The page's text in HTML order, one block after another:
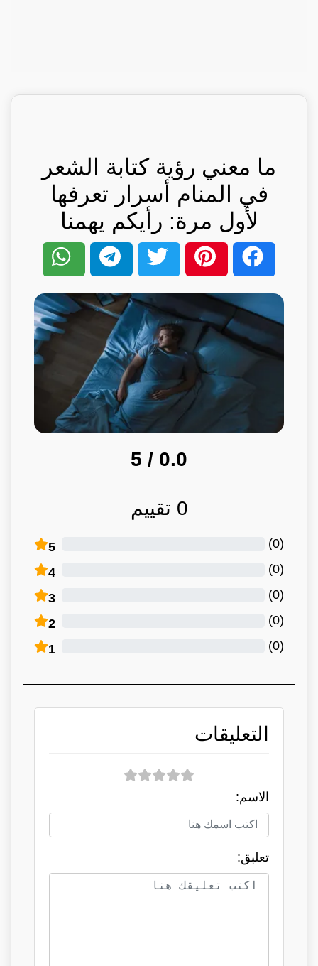
ما معني رؤية كتابة الشعر
في المنام أسرار تعرفها
لأول مرة: رأيكم يهمنا
0.0
/ 5
0 تقييم
5 (
0
)
4 (
0
)
3 (
0
)
2 (
0
)
1 (
0
)
التعليقات
الاسم:
تعلبق: